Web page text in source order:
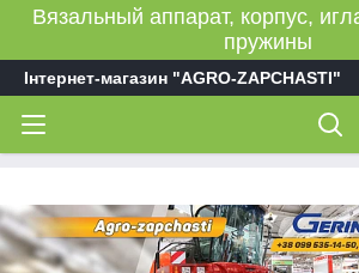
Вязальный аппарат, корпус,
пружины
Інтернет-магазин "AGRO-ZAPCHASTI"